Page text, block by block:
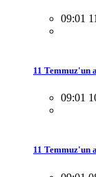
09:01
11 Temmuz'un
09:01
11 Temmuz'un